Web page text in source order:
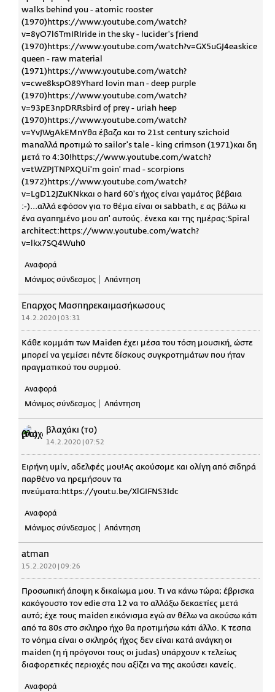
walks behind you - atomic rooster
(1970)https://www.youtube.com/watch?
v=8yO7l6TmIRIride in the sky - lucider's friend
(1970)https://www.youtube.com/watch?v=GX5uGJ4easkice
queen - raw material
(1971)https://www.youtube.com/watch?
v=cwe8kspO89Yhard lovin man - deep purple
(1970)https://www.youtube.com/watch?
v=93pE3npDRRsbird of prey - uriah heep
(1970)https://www.youtube.com/watch?
v=YvJWgAkEMnYθα έβαζα και το 21st century szichoid
manαλλά προτιμώ το sailor's tale - king crimson (1971)και δη
μετά το 4:30!https://www.youtube.com/watch?
v=tWZPJTNPXQUi'm goin' mad - scorpions
(1972)https://www.youtube.com/watch?
v=LgD12JZuKNkκαι ο hard 60's ήχος είναι γαμάτος βέβαια
:-)...αλλά εφόσον για το θέμα είναι οι sabbath, ε ας βάλω κι
ένα αγαπημένο μου απ' αυτούς. ένεκα και της ημέρας:Spiral
architect:https://www.youtube.com/watch?
v=lkx7SQ4Wuh0
Αναφορά
Μόνιμος σύνδεσμος
Απάντηση
Έπαρχος Μασπηρεκαιμασήκωσους
14.2.2020 | 03:31
Κάθε κομμάτι των Maiden έχει μέσα του τόση μουσική, ώστε
μπορεί να γεμίσει πέντε δίσκους συγκροτημάτων που ήταν
πραγματικού του συρμού.
Αναφορά
Μόνιμος σύνδεσμος
Απάντηση
βλαχάκι (το)
14.2.2020 | 07:52
Ειρήνη υμίν, αδελφές μου!Ας ακούσομε και ολίγη από σιδηρά
παρθένο να ηρεμήσουν τα
πνεύματα:https://youtu.be/XlGIFNS3Idc
Αναφορά
Μόνιμος σύνδεσμος
Απάντηση
atman
15.2.2020 | 09:26
Προσωπική άποψη κ δικαίωμα μου. Τι να κάνω τώρα; έβρισκα
κακόγουστο τον edie στα 12 να το αλλάξω δεκαετίες μετά
αυτό; έχε τους maiden εικόνισμα εγώ αν θέλω να ακούσω κάτι
από τα 80s στο σκληρο ήχο θα προτιμήσω κάτι άλλο. Κ τεσπα
το νόημα είναι ο σκληρός ήχος δεν είναι κατά ανάγκη οι
maiden (η ή πρόγονοι τους οι judas) υπάρχουν κ τελείως
διαφορετικές περιοχές που αξίζει να της ακούσει κανείς.
Αναφορά